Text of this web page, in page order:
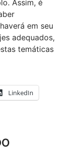
Assim, é
em seu
adequados,
temáticas
LinkedIn